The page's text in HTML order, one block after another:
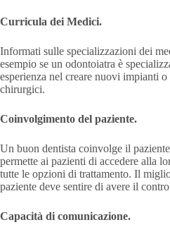
Curricula dei Medici.
Informati sulle specializzazioni dei
esempio se un odontoiatra è
esperienza nel creare nuovi impianti
chirurgici.
Coinvolgimento del paziente.
Un buon dentista coinvolge il
permette ai pazienti di accedere alla
tutte le opzioni di trattamento. Il
paziente deve sentire di avere il
Capacità di comunicazione.